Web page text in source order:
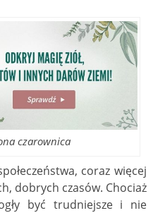
czarownica
coraz więcej
dobrych czasów. Chociaż
być trudniejsze i nie